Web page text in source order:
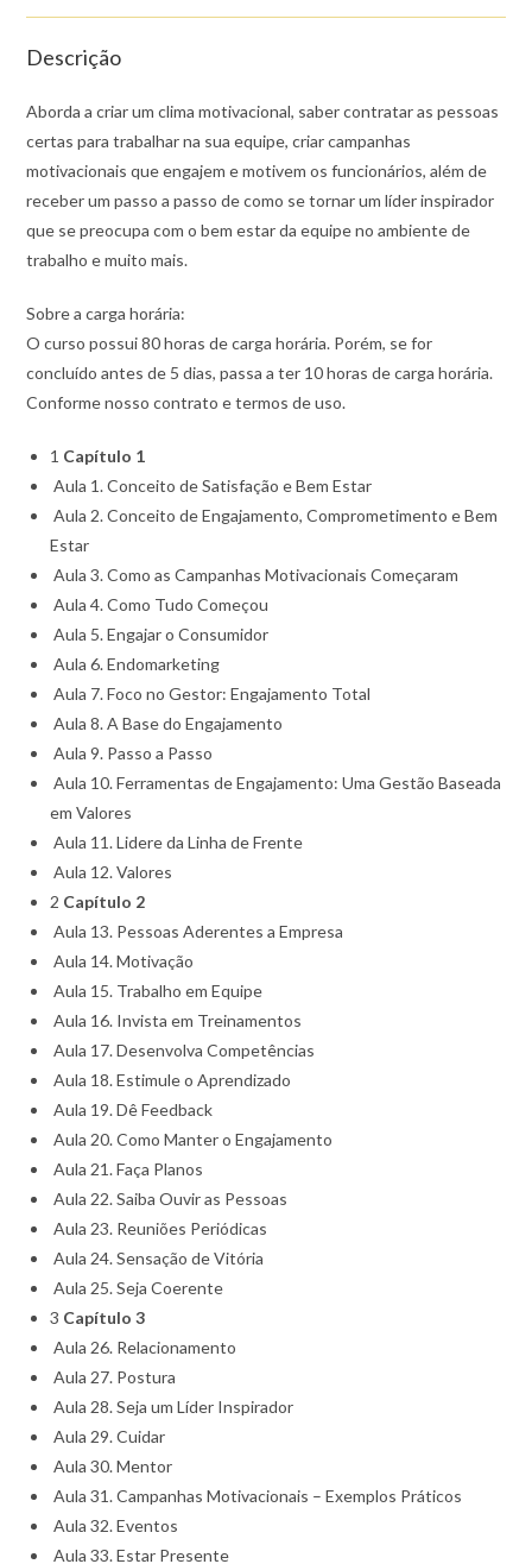
Descrição
Aborda a criar um clima motivacional, saber contratar as pessoas
certas para trabalhar na sua equipe, criar campanhas
motivacionais que engajem e motivem os funcionários, além de
receber um passo a passo de como se tornar um líder inspirador
que se preocupa com o bem estar da equipe no ambiente de
trabalho e muito mais.
Sobre a carga horária:
O curso possui 80 horas de carga horária. Porém, se for
concluído antes de 5 dias, passa a ter 10 horas de carga horária.
Conforme nosso contrato e termos de uso.
1 Capítulo 1
Aula 1. Conceito de Satisfação e Bem Estar
Aula 2. Conceito de Engajamento, Comprometimento e Bem
Estar
Aula 3. Como as Campanhas Motivacionais Começaram
Aula 4. Como Tudo Começou
Aula 5. Engajar o Consumidor
Aula 6. Endomarketing
Aula 7. Foco no Gestor: Engajamento Total
Aula 8. A Base do Engajamento
Aula 9. Passo a Passo
Aula 10. Ferramentas de Engajamento: Uma Gestão Baseada
em Valores
Aula 11. Lidere da Linha de Frente
Aula 12. Valores
2 Capítulo 2
Aula 13. Pessoas Aderentes a Empresa
Aula 14. Motivação
Aula 15. Trabalho em Equipe
Aula 16. Invista em Treinamentos
Aula 17. Desenvolva Competências
Aula 18. Estimule o Aprendizado
Aula 19. Dê Feedback
Aula 20. Como Manter o Engajamento
Aula 21. Faça Planos
Aula 22. Saiba Ouvir as Pessoas
Aula 23. Reuniões Periódicas
Aula 24. Sensação de Vitória
Aula 25. Seja Coerente
3 Capítulo 3
Aula 26. Relacionamento
Aula 27. Postura
Aula 28. Seja um Líder Inspirador
Aula 29. Cuidar
Aula 30. Mentor
Aula 31. Campanhas Motivacionais – Exemplos Práticos
Aula 32. Eventos
Aula 33. Estar Presente